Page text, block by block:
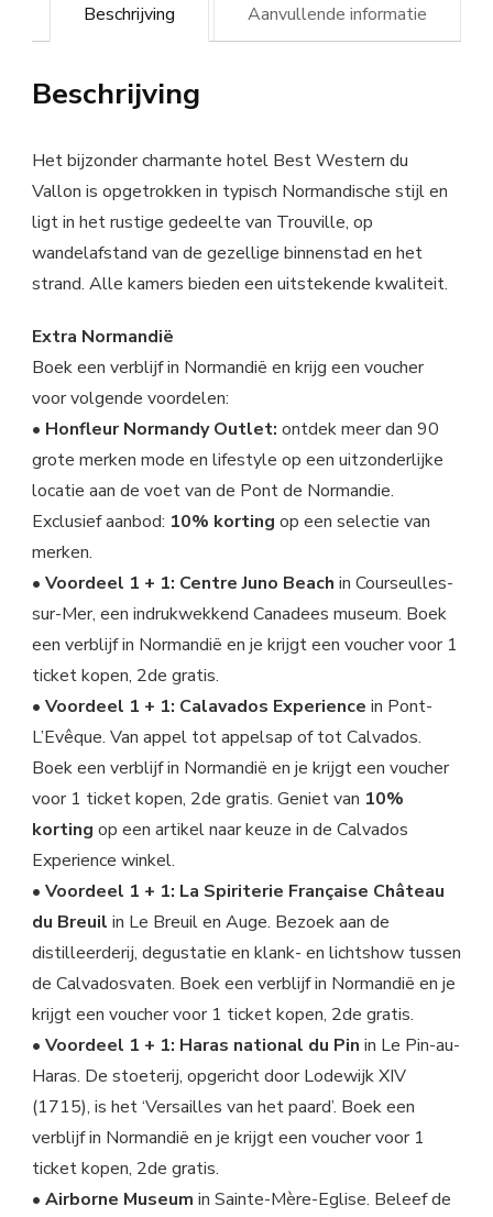
Beschrijving Aanvullende informatie
Beschrijving
Het bijzonder charmante hotel Best Western du
Vallon is opgetrokken in typisch Normandische stijl en
ligt in het rustige gedeelte van Trouville, op
wandelafstand van de gezellige binnenstad en het
strand. Alle kamers bieden een uitstekende kwaliteit.
Extra Normandië
Boek een verblijf in Normandië en krijg een voucher
voor volgende voordelen:
• Honfleur Normandy Outlet: ontdek meer dan 90
grote merken mode en lifestyle op een uitzonderlijke
locatie aan de voet van de Pont de Normandie.
Exclusief aanbod: 10% korting op een selectie van
merken.
• Voordeel 1 + 1: Centre Juno Beach in Courseulles-
sur-Mer, een indrukwekkend Canadees museum. Boek
een verblijf in Normandië en je krijgt een voucher voor 1
ticket kopen, 2de gratis.
• Voordeel 1 + 1: Calavados Experience in Pont-
L’Evêque. Van appel tot appelsap of tot Calvados.
Boek een verblijf in Normandië en je krijgt een voucher
voor 1 ticket kopen, 2de gratis. Geniet van 10%
korting op een artikel naar keuze in de Calvados
Experience winkel.
• Voordeel 1 + 1: La Spiriterie Française Château
du Breuil in Le Breuil en Auge. Bezoek aan de
distilleerderij, degustatie en klank- en lichtshow tussen
de Calvadosvaten. Boek een verblijf in Normandië en je
krijgt een voucher voor 1 ticket kopen, 2de gratis.
• Voordeel 1 + 1: Haras national du Pin in Le Pin-au-
Haras. De stoeterij, opgericht door Lodewijk XIV
(1715), is het ‘Versailles van het paard’. Boek een
verblijf in Normandië en je krijgt een voucher voor 1
ticket kopen, 2de gratis.
• Airborne Museum in Sainte-Mère-Eglise. Beleef de